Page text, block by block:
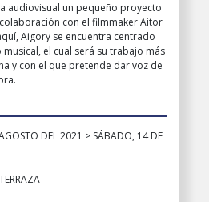
audiovisual un pequeño proyecto
con el filmmaker Aitor
Aigory se encuentra centrado
el cual será su trabajo más
y con el que pretende dar voz de
DEL 2021 > SÁBADO, 14 DE